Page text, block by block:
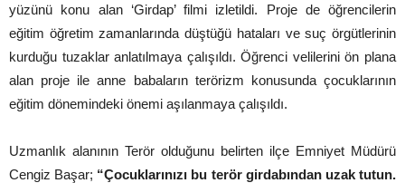
yüzünü konu alan ‘Girdap’ filmi izletildi. Proje de öğrencilerin
eğitim öğretim zamanlarında düştüğü hataları ve suç örgütlerinin
kurduğu tuzaklar anlatılmaya çalışıldı. Öğrenci velilerini ön plana
alan proje ile anne babaların terörizm konusunda çocuklarının
eğitim dönemindeki önemi aşılanmaya çalışıldı.
Uzmanlık alanının Terör olduğunu belirten ilçe Emniyet Müdürü
Cengiz Başar; “Çocuklarınızı bu terör girdabından uzak tutun.